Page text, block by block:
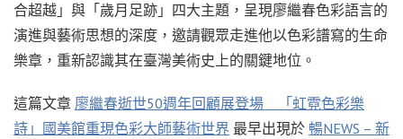
合超越」與「歲月足跡」四大主題，呈現廖繼春色彩語言的
演進與藝術思想的深度，邀請觀眾走進他以色彩譜寫的生命
樂章，重新認識其在臺灣美術史上的關鍵地位。
這篇文章 廖繼春逝世50週年回顧展登場 「虹霓色彩樂
詩」國美館重現色彩大師藝術世界 最早出現於 暢NEWS – 新